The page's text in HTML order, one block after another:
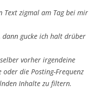
Text zigmal am Tag bei mir
gucke ich halt drüber
vorher irgendeine
die Posting-Frequenz
Inhalte zu filtern.